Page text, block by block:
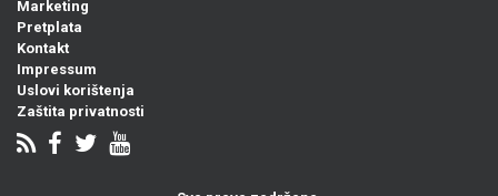
Marketing
Pretplata
Kontakt
Impressum
Uslovi korištenja
Zaštita privatnosti